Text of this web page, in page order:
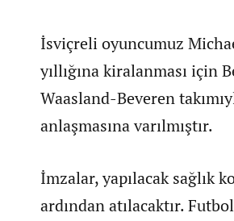
İsviçreli oyuncumuz
yıllığına kiralanması için
Waasland-Beveren
anlaşmasına varılmıştır.
İmzalar, yapılacak sağlık
ardından atılacaktır.